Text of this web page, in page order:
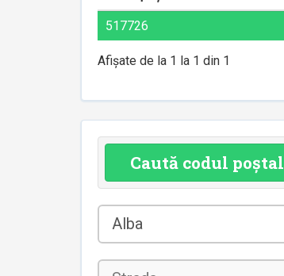
517726
Afișate de la 1 la 1 din 1
Caută codul poștal
Alba